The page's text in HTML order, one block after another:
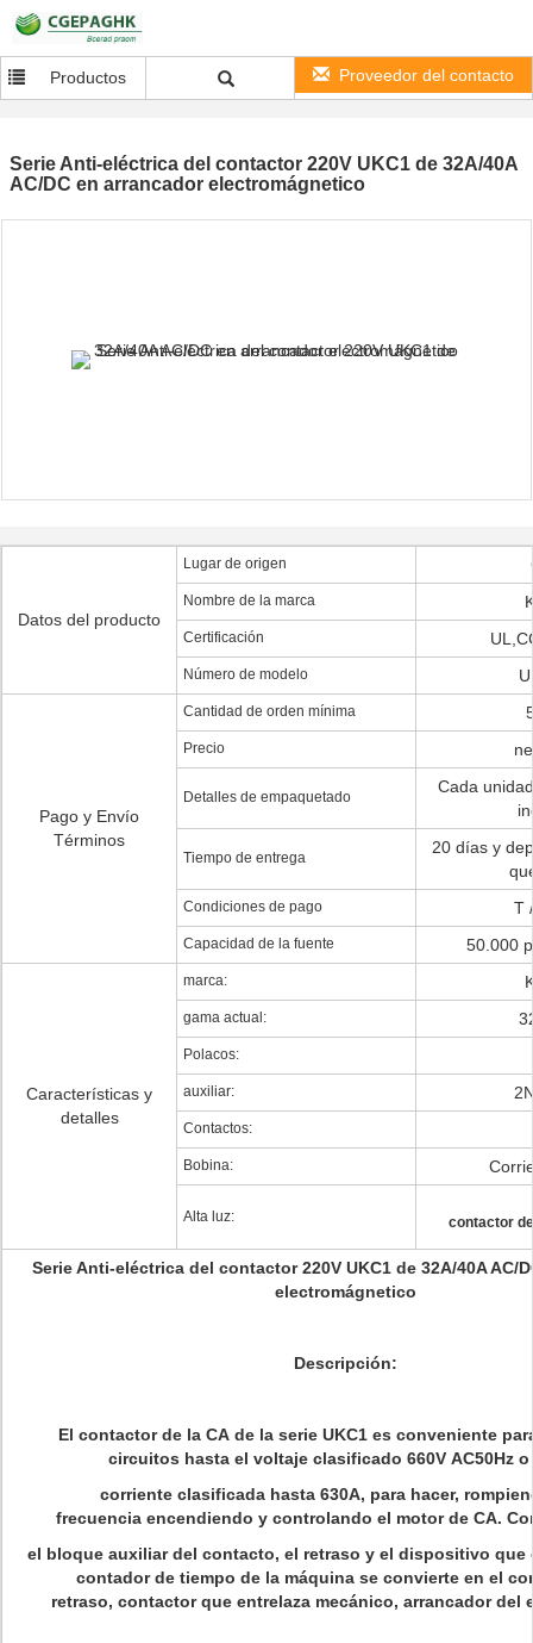
Productos Proveedor del contacto
Serie Anti-eléctrica del contactor 220V UKC1 de 32A/40A
AC/DC en arrancador electromágnetico
Datos del producto
Lugar de origen
Nombre de la marca
Certificación
Número de modelo
Pago y Envío
Términos
Cantidad de orden mínima
Precio
Detalles de empaquetado
Cada
Tiempo de entrega
20 días y
Condiciones de pago T
Capacidad de la fuente 50.000
Características y
detalles
marca:
gama actual:
Polacos:
auxiliar:
Contactos:
Bobina:
Alta luz: contactor
Serie Anti-eléctrica del contactor 220V UKC1 de 32A/40A AC/
electromágnetico
Descripción:
El contactor de la CA de la serie UKC1 es conveniente
circuitos hasta el voltaje clasificado 660V AC50Hz
corriente clasificada hasta 630A, para hacer,
frecuencia encendiendo y controlando el motor de CA.
el bloque auxiliar del contacto, el retraso y el dispositivo que
contador de tiempo de la máquina se convierte en el
retraso, contactor que entrelaza mecánico, arrancador del